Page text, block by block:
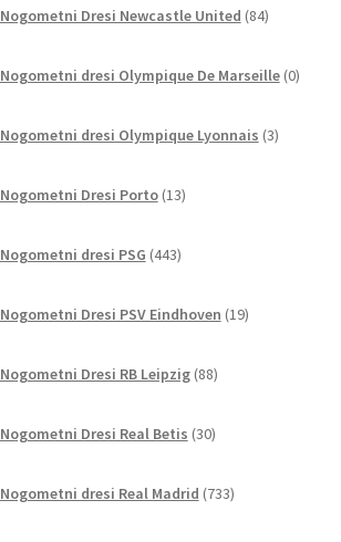
Nogometni Dresi Newcastle United 84izdelkov
Nogometni dresi Olympique De Marseille 0
Nogometni dresi Olympique Lyonnais 3izdelki
Nogometni Dresi Porto 13izdelkov
Nogometni dresi PSG 443izdelkov
Nogometni Dresi PSV Eindhoven 19izdelkov
Nogometni Dresi RB Leipzig 88izdelkov
Nogometni Dresi Real Betis 30izdelkov
Nogometni dresi Real Madrid 733izdelkov